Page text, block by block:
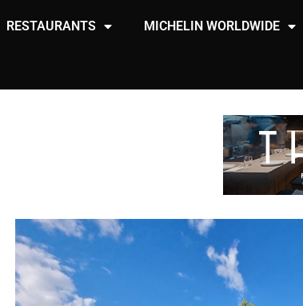
RESTAURANTS MICHELIN WORLDWIDE